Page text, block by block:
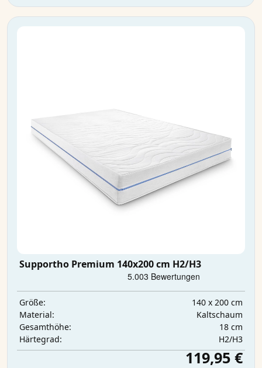
Supportho Premium 140x200 cm H2/H3
Größe:
140 x 200 cm
Material:
Kaltschaum
Gesamthöhe:
18 cm
Härtegrad:
H2/H3
119,95 €